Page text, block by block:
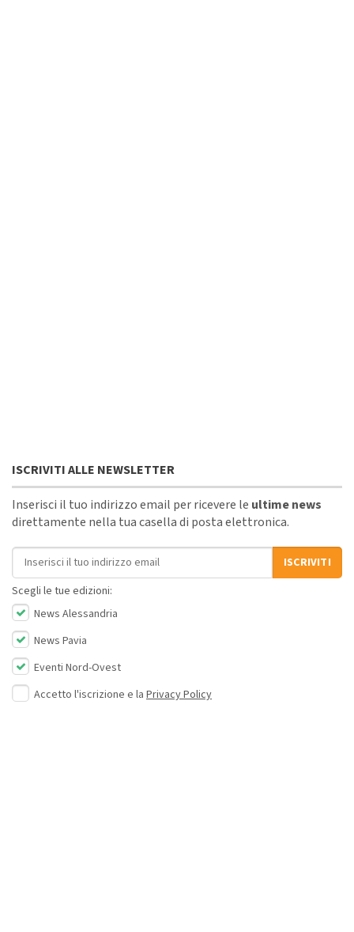
ISCRIVITI ALLE NEWSLETTER
Inserisci il tuo indirizzo email per ricevere le ultime news
direttamente nella tua casella di posta elettronica.
Indirizzo email
ISCRIVITI
Scegli le tue edizioni:
News Alessandria
News Pavia
Eventi Nord-Ovest
Accetto l'iscrizione e la Privacy Policy